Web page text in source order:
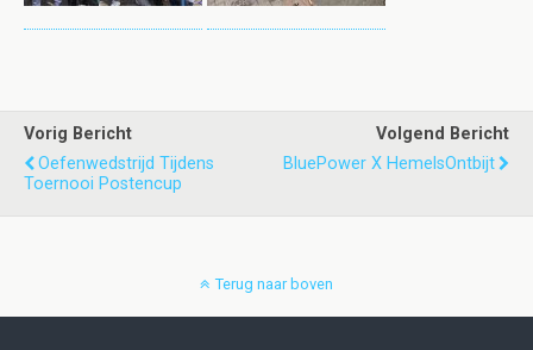
Vorig Bericht
Oefenwedstrijd Tijdens
Toernooi Postencup
Volgend Bericht
BluePower X HemelsOntbijt
Terug naar boven